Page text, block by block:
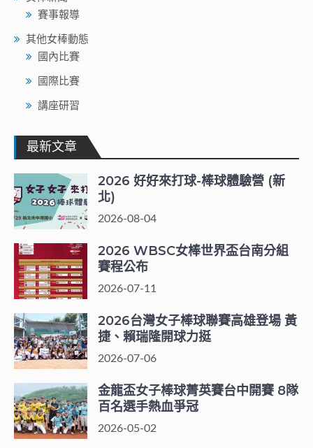
賽事報導
其他女棒動態
國內比賽
國際比賽
講座研習
最新文章
2026 好好來打球-棒球體驗營 (新
北)
2026-08-04
2026 WBSC女棒世界盃台南分組
賽程公布
2026-07-11
2026台灣女子棒球聯賽高雄登場 黃
捷、賴瑞隆開球力挺
2026-07-06
金龍盃女子棒球菁英賽台中開賽 8隊
百名選手熱血爭冠
2026-05-02